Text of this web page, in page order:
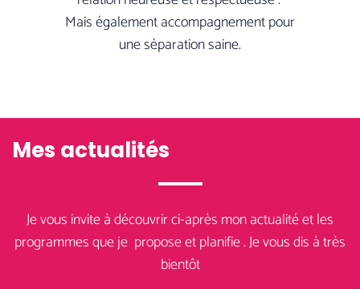
Mais également accompagnement pour
une séparation saine.
Mes actualités
Je vous invite à découvrir ci-après mon actualité et les
programmes que je propose et planifie . Je vous dis à très
bientôt